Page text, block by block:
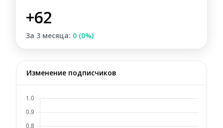
+62
За 3 месяца: 0 (0%)
Изменение подписчиков